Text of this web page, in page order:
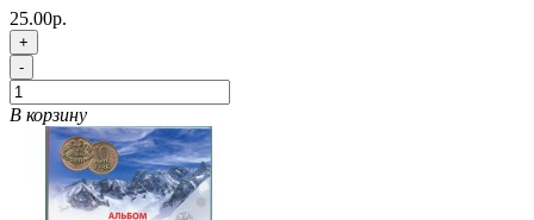
25.00р.
+
-
В корзину